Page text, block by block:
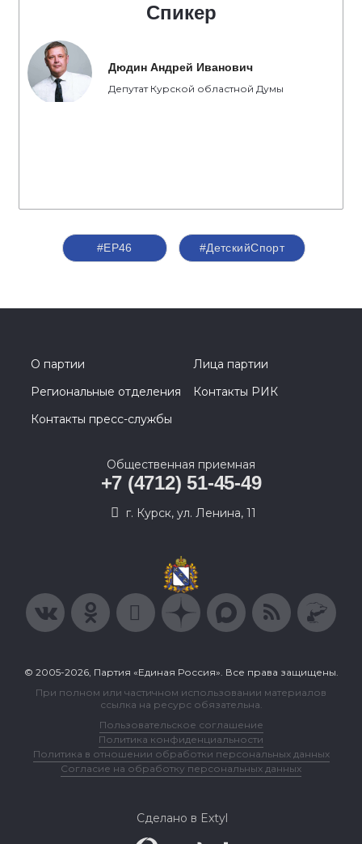
Спикер
Дюдин Андрей Иванович
Депутат Курской областной Думы
#ЕР46 #ДетскийСпорт
О партии
Лица партии
Региональные отделения
Контакты РИК
Контакты пресс-службы
Общественная приемная
+7 (4712) 51-45-49
г. Курск, ул. Ленина, 11
© 2005-2026, Партия «Единая Россия». Все права защищены.
При полном или частичном использовании материалов
ссылка на ресурс обязательна.
Пользовательское соглашение
Политика конфиденциальности
Политика в отношении обработки персональных данных
Согласие на обработку персональных данных
Сделано в Extyl